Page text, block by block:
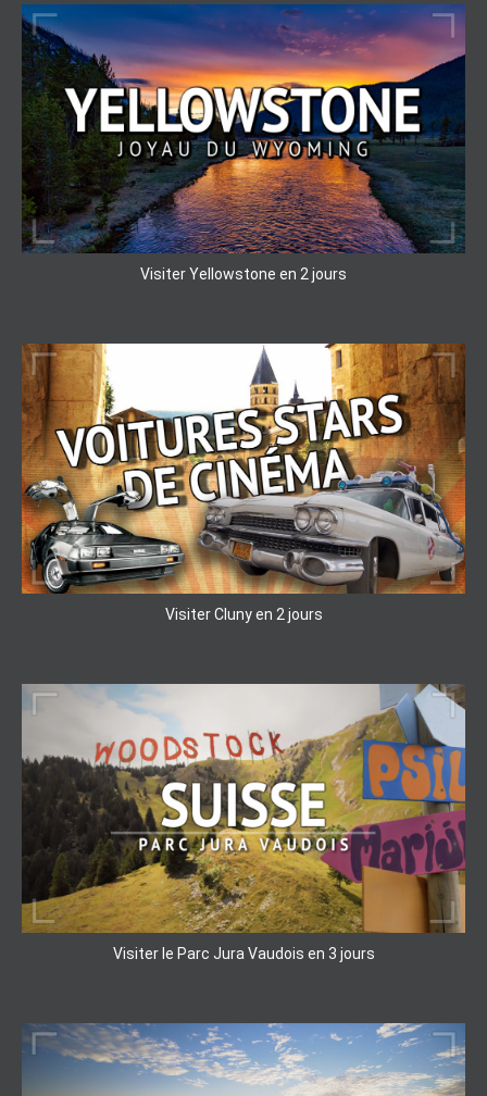
Visiter Yellowstone en 2 jours
Visiter Cluny en 2 jours
Visiter le Parc Jura Vaudois en 3 jours